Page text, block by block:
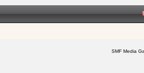
SMF Media